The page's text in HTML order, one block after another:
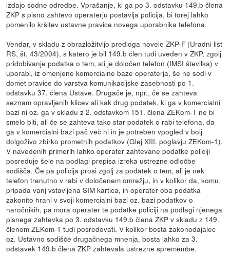
izdajo sodne odredbe. Vprašanje, ki ga po 3. odstavku 149.b člena
ZKP s pisno zahtevo operaterju postavlja policija, bi torej lahko
pomenilo kršitev ustavne pravice novega uporabnika telefona.
Vendar, v skladu z obrazložitvijo predloga novele ZKP-F (Uradni list
RS, št. 43/2004), s katero je bil 149.b člen tudi uveden v ZKP, zgolj
pridobivanje podatka o tem, ali je določen telefon (IMSI številka) v
uporabi, iz omenjene komercialne baze operaterja, še ne sodi v
domet pravice do varstva komunikacijske zasebnosti po 1.
odstavku 37. člena Ustave. Drugače je, npr., če se zahteva
seznam opravljenih klicev ali kak drug podatek, ki ga v komercialni
bazi ni oz. ga v skladu z 2. odstavkom 151. člena ZEKom-1 ne bi
smelo biti, ali če se zahteva tako star podatek o rabi telefona, da
ga v komercialni bazi pač več ni in je potreben vpogled v bolj
dolgoživo zbirko prometnih podatkov (Glej XIII. poglavju ZEKom-1).
V navedenih primerih lahko operater zahtevane podatke policiji
posreduje šele na podlagi prepisa izreka ustrezne odločbe
sodišča. Če pa policija prosi zgolj za podatek o tem, ali je nek
telefon trenutno v rabi v določenem omrežju, in v kolikor da, komu
pripada vanj vstavljena SIM kartica, in operater oba podatka
zakonito hrani v svoji komercialni bazi oz. bazi podatkov o
naročnikih, pa mora operater te podatke policiji na podlagi njenega
pisnega zahtevka po 3. odstavku 149.b člena ZKP v skladu z 149.
členom ZEKom-1 tudi posredovati. V kolikor bosta zakonodajalec
oz. Ustavno sodišče drugačnega mnenja, bosta lahko za 3.
odstavek 149.b člena ZKP zahtevala ustrezne spremembe.